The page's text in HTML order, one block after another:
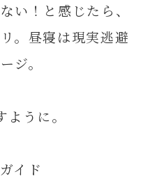
い！と感じたら、
。昼寝は現実逃避
ジ。
うに。
イド